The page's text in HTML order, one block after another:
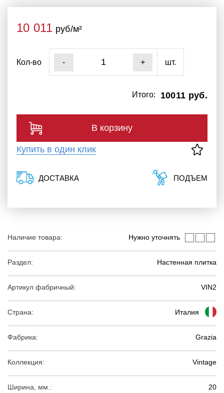
Наличие товара: Нужно уточнять
Раздел: Настенная плитка
Артикул фабричный: VIN2
Страна: Италия
Фабрика: Grazia
Коллекция: Vintage
Ширина, мм.: 20
10 011 руб/м²
Кол-во - + шт.
10011 руб.
Итого:
В корзину
Купить в один клик
ДОСТАВКА ПОДЪЕМ